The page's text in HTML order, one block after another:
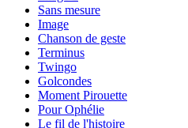
Sans mesure
Image
Chanson de geste
Terminus
Twingo
Golcondes
Moment Pirouette
Pour Ophélie
Le fil de l'histoire